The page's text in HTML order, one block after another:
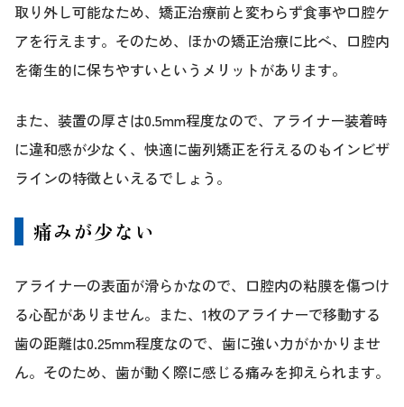
取り外し可能なため、矯正治療前と変わらず食事や口腔ケ
アを行えます。そのため、ほかの矯正治療に比べ、口腔内
を衛生的に保ちやすいというメリットがあります。
また、装置の厚さは0.5mm程度なので、アライナー装着時
に違和感が少なく、快適に歯列矯正を行えるのもインビザ
ラインの特徴といえるでしょう。
痛みが少ない
アライナーの表面が滑らかなので、口腔内の粘膜を傷つけ
る心配がありません。また、1枚のアライナーで移動する
歯の距離は0.25mm程度なので、歯に強い力がかかりませ
ん。そのため、歯が動く際に感じる痛みを抑えられます。